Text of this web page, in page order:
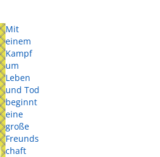
Mit
einem
Kampf
um
Leben
und Tod
beginnt
eine
große
Freunds
chaft